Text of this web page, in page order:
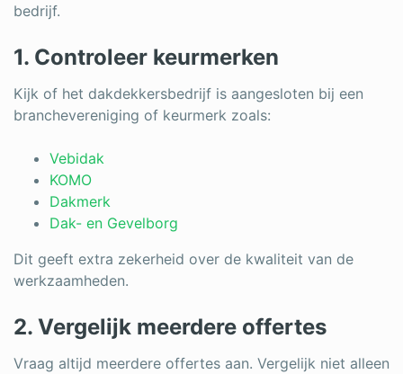
bedrijf.
1. Controleer keurmerken
Kijk of het dakdekkersbedrijf is aangesloten bij een
branchevereniging of keurmerk zoals:
Vebidak
KOMO
Dakmerk
Dak- en Gevelborg
Dit geeft extra zekerheid over de kwaliteit van de
werkzaamheden.
2. Vergelijk meerdere offertes
Vraag altijd meerdere offertes aan. Vergelijk niet alleen